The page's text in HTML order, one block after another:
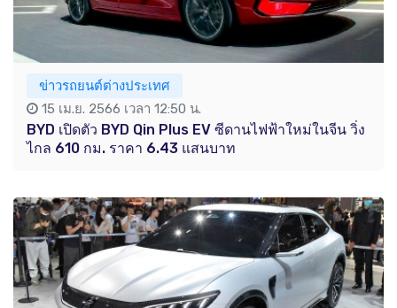
ข่าวรถยนต์ต่างประเทศ
15 เม.ย. 2566 เวลา 12:50 น.
BYD เปิดตัว BYD Qin Plus EV ซีดานไฟฟ้าใหม่ในจีน วิ่ง
ไกล 610 กม. ราคา 6.43 แสนบาท